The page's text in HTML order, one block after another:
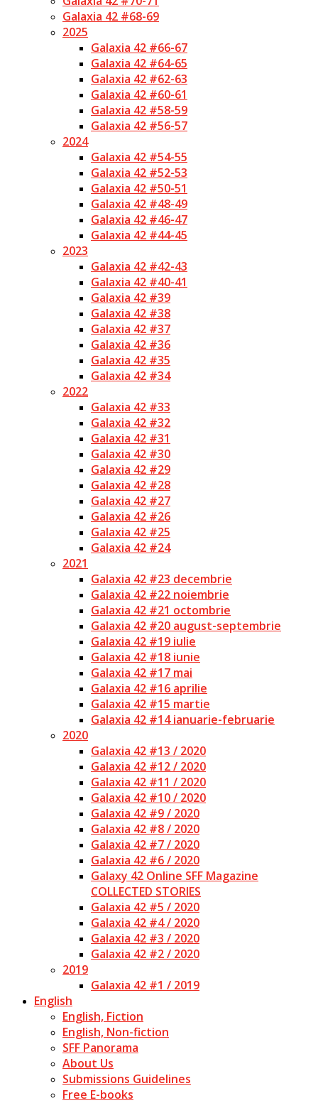
Galaxia 42 #68-69
2025
Galaxia 42 #66-67
Galaxia 42 #64-65
Galaxia 42 #62-63
Galaxia 42 #60-61
Galaxia 42 #58-59
Galaxia 42 #56-57
2024
Galaxia 42 #54-55
Galaxia 42 #52-53
Galaxia 42 #50-51
Galaxia 42 #48-49
Galaxia 42 #46-47
Galaxia 42 #44-45
2023
Galaxia 42 #42-43
Galaxia 42 #40-41
Galaxia 42 #39
Galaxia 42 #38
Galaxia 42 #37
Galaxia 42 #36
Galaxia 42 #35
Galaxia 42 #34
2022
Galaxia 42 #33
Galaxia 42 #32
Galaxia 42 #31
Galaxia 42 #30
Galaxia 42 #29
Galaxia 42 #28
Galaxia 42 #27
Galaxia 42 #26
Galaxia 42 #25
Galaxia 42 #24
2021
Galaxia 42 #23 decembrie
Galaxia 42 #22 noiembrie
Galaxia 42 #21 octombrie
Galaxia 42 #20 august-septembrie
Galaxia 42 #19 iulie
Galaxia 42 #18 iunie
Galaxia 42 #17 mai
Galaxia 42 #16 aprilie
Galaxia 42 #15 martie
Galaxia 42 #14 ianuarie-februarie
2020
Galaxia 42 #13 / 2020
Galaxia 42 #12 / 2020
Galaxia 42 #11 / 2020
Galaxia 42 #10 / 2020
Galaxia 42 #9 / 2020
Galaxia 42 #8 / 2020
Galaxia 42 #7 / 2020
Galaxia 42 #6 / 2020
Galaxy 42 Online SFF Magazine
COLLECTED STORIES
Galaxia 42 #5 / 2020
Galaxia 42 #4 / 2020
Galaxia 42 #3 / 2020
Galaxia 42 #2 / 2020
2019
Galaxia 42 #1 / 2019
English
English, Fiction
English, Non-fiction
SFF Panorama
About Us
Submissions Guidelines
Free E-books